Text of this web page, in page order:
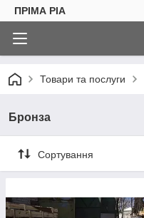
ПРІМА РІА
Товари та послуги
Бронза
Сортування